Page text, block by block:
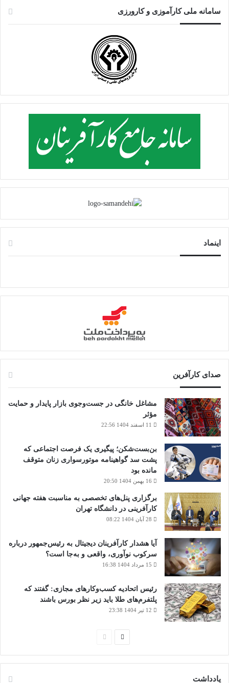
سامانه ملی کارآموزی و کارورزی
اینماد
صدای کارآفرین
مشاغل خانگی در جست‌وجوی بازار پایدار و حمایت
مؤثر
11 اسفند 1404 22:56
بن‌بست‌شکن؛ پیگیری یک فرصت اجتماعی که
پشت سد گواهینامه موتورسواری زنان متوقف
مانده بود
16 بهمن 1404 20:50
برگزاری پنل‌های تخصصی به مناسبت هفته جهانی
کارآفرینی در دانشگاه تهران
28 آبان 1404 08:22
آیا هشدار کارآفرینان دیجیتال به رئیس‌جمهور درباره
سرکوب نوآوری، واقعی و به‌جا است؟
15 مرداد 1404 16:38
‏رئیس اتحادیه کسب‌وکارهای مجازی: گفتند که
پلتفرم‌های طلا باید زیر نظر بورس باشند
12 تیر 1404 23:38
صفحه
یادداشت